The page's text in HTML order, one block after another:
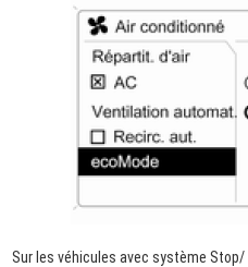
Sur les véhicules avec système